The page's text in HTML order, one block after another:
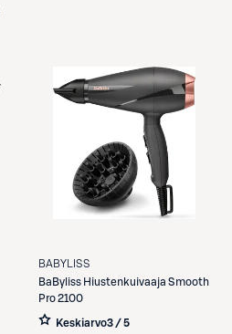
BABYLISS
BaByliss Hiustenkuivaaja Smooth
Pro 2100
Keskiarvo3 / 5